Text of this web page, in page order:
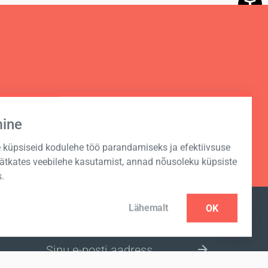
küpsiseid kodulehe töö parandamiseks ja efektiivsuse
veebilehe kasutamist, annad nõusoleku küpsiste
Lähemalt OK